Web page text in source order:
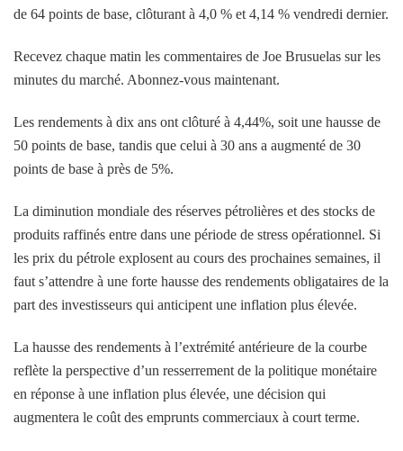
de 64 points de base, clôturant à 4,0 % et 4,14 % vendredi dernier.
Recevez chaque matin les commentaires de Joe Brusuelas sur les
minutes du marché. Abonnez-vous maintenant.
Les rendements à dix ans ont clôturé à 4,44%, soit une hausse de
50 points de base, tandis que celui à 30 ans a augmenté de 30
points de base à près de 5%.
La diminution mondiale des réserves pétrolières et des stocks de
produits raffinés entre dans une période de stress opérationnel. Si
les prix du pétrole explosent au cours des prochaines semaines, il
faut s’attendre à une forte hausse des rendements obligataires de la
part des investisseurs qui anticipent une inflation plus élevée.
La hausse des rendements à l’extrémité antérieure de la courbe
reflète la perspective d’un resserrement de la politique monétaire
en réponse à une inflation plus élevée, une décision qui
augmentera le coût des emprunts commerciaux à court terme.